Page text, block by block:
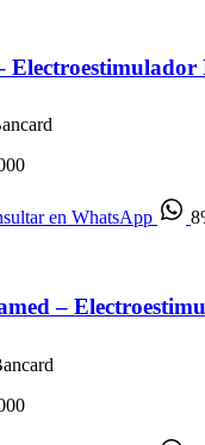
en WhatsApp
–